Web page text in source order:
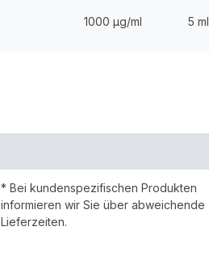
1000 µg/ml 5 ml
* Bei kundenspezifischen Produkten
informieren wir Sie über abweichende
Lieferzeiten.